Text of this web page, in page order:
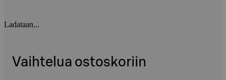
Ladataan...
Vaihtelua ostoskoriin